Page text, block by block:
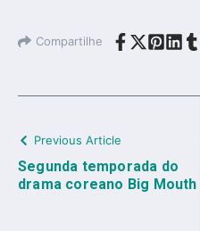
Compartilhe
Previous Article
Segunda temporada do
drama coreano Big Mouth